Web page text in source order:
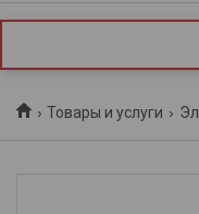
Товары и услуги